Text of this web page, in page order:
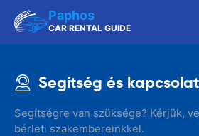
Paphos
CAR RENTAL GUIDE
Segítség és kapcsolat
Segítségre van szüksége? Kérjük,
bérleti szakembereinkkel.